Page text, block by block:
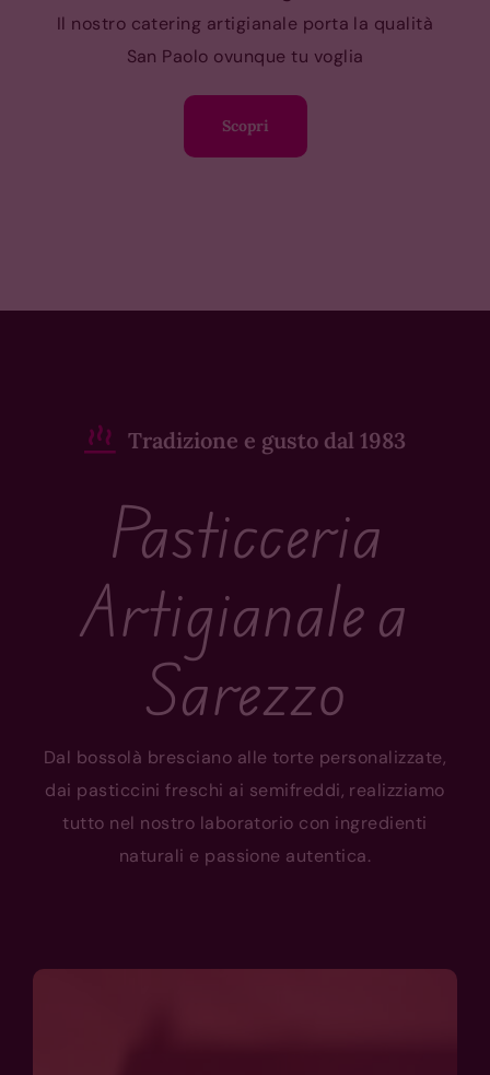
Il nostro catering artigianale porta la qualità
San Paolo ovunque tu voglia
Scopri
Tradizione e gusto dal 1983
Pasticceria
Artigianale a
Sarezzo
Dal bossolà bresciano alle torte personalizzate,
dai pasticcini freschi ai semifreddi, realizziamo
tutto nel nostro laboratorio con ingredienti
naturali e passione autentica.